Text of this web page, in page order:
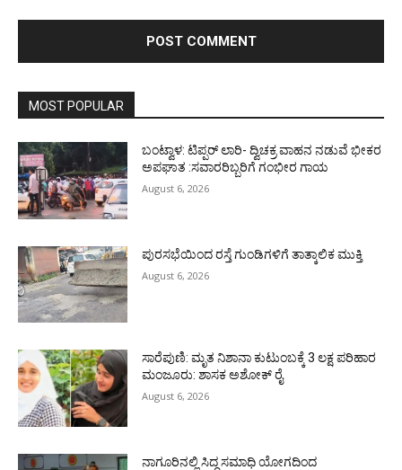
MOST POPULAR
ಬಂಟ್ವಾಳ: ಟಿಪ್ಪರ್ ಲಾರಿ- ದ್ವಿಚಕ್ರ ವಾಹನ ನಡುವೆ ಭೀಕರ
ಅಪಘಾತ :ಸವಾರರಿಬ್ಬರಿಗೆ ಗಂಭೀರ ಗಾಯ
August 6, 2026
ಪುರಸಭೆಯಿಂದ ರಸ್ತೆ ಗುಂಡಿಗಳಿಗೆ ತಾತ್ಕಾಲಿಕ ಮುಕ್ತಿ
August 6, 2026
ಸಾರೆಪುಣಿ: ಮೃತ ನಿಶಾನಾ ಕುಟುಂಬಕ್ಕೆ 3 ಲಕ್ಷ ಪರಿಹಾರ
ಮಂಜೂರು: ಶಾಸಕ ಅಶೋಕ್ ರೈ
August 6, 2026
ನಾಗೂರಿನಲ್ಲಿ ಸಿದ್ಧ ಸಮಾಧಿ ಯೋಗದಿಂದ